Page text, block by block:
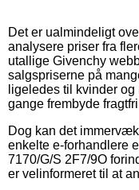
Det er ualmindeligt
analysere priser fra
utallige Givenchy
salgspriserne på
ligeledes til kvinder
gange frembyde
Dog kan det
enkelte e-forhandlere
7170/G/S 2F7/9O
er velinformeret til at